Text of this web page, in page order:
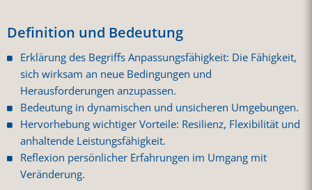
Definition und Bedeutung
Erklärung des Begriffs Anpassungsfähigkeit: Die Fähigkeit,
sich wirksam an neue Bedingungen und
Herausforderungen anzupassen.
Bedeutung in dynamischen und unsicheren Umgebungen.
Hervorhebung wichtiger Vorteile: Resilienz, Flexibilität und
anhaltende Leistungsfähigkeit.
Reflexion persönlicher Erfahrungen im Umgang mit
Veränderung.